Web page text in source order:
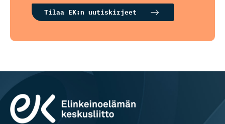
Tilaa EK:n uutiskirjeet